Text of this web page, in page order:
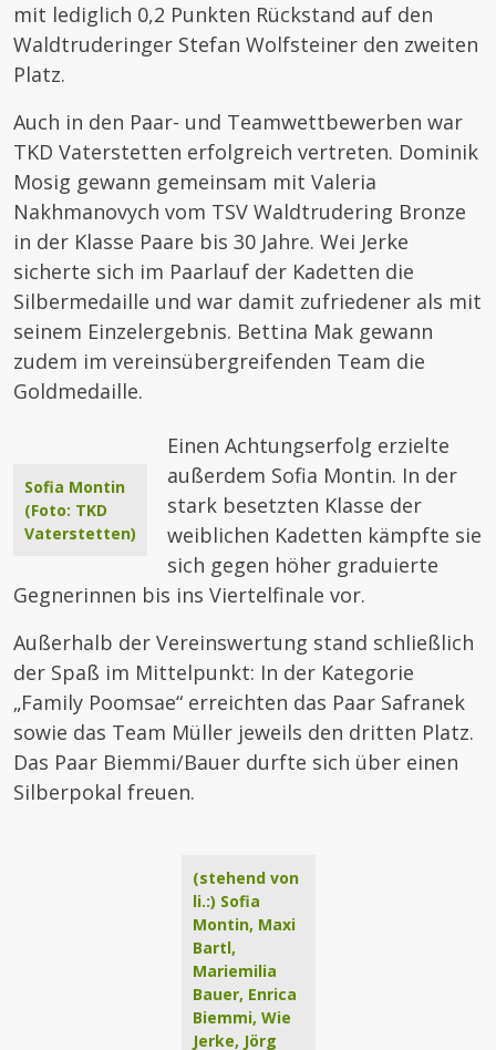
mit lediglich 0,2 Punkten Rückstand auf den
Waldtruderinger Stefan Wolfsteiner den zweiten
Platz.
Auch in den Paar- und Teamwettbewerben war
TKD Vaterstetten erfolgreich vertreten. Dominik
Mosig gewann gemeinsam mit Valeria
Nakhmanovych vom TSV Waldtrudering Bronze
in der Klasse Paare bis 30 Jahre. Wei Jerke
sicherte sich im Paarlauf der Kadetten die
Silbermedaille und war damit zufriedener als mit
seinem Einzelergebnis. Bettina Mak gewann
zudem im vereinsübergreifenden Team die
Goldmedaille.
Sofia Montin
(Foto: TKD
Vaterstetten)
Einen Achtungserfolg erzielte
außerdem Sofia Montin. In der
stark besetzten Klasse der
weiblichen Kadetten kämpfte sie
sich gegen höher graduierte
Gegnerinnen bis ins Viertelfinale vor.
Außerhalb der Vereinswertung stand schließlich
der Spaß im Mittelpunkt: In der Kategorie
„Family Poomsae“ erreichten das Paar Safranek
sowie das Team Müller jeweils den dritten Platz.
Das Paar Biemmi/Bauer durfte sich über einen
Silberpokal freuen.
(stehend von
li.:) Sofia
Montin, Maxi
Bartl,
Mariemilia
Bauer, Enrica
Biemmi, Wie
Jerke, Jörg